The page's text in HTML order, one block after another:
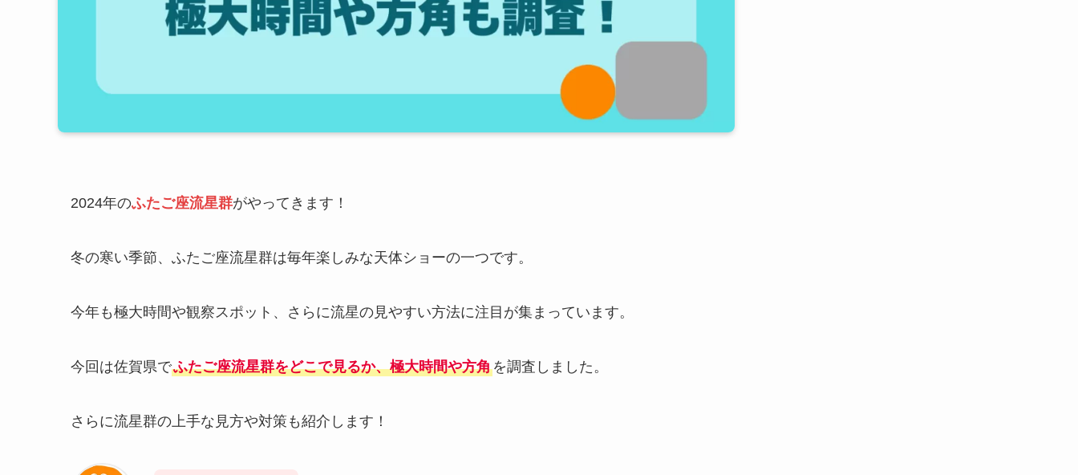
2024年のふたご座流星群がやってきます！
冬の寒い季節、ふたご座流星群は毎年楽しみな天体ショーの一つです。
今年も極大時間や観察スポット、さらに流星の見やすい方法に注目が集まっています。
今回は佐賀県でふたご座流星群をどこで見るか、極大時間や方角 を調査しました。
さらに流星群の上手な見方や対策も紹介します！